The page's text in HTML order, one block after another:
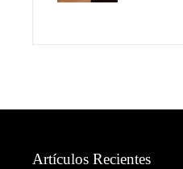
Artículos Recientes